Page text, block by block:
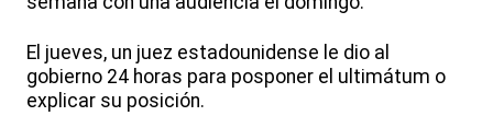
El jueves, un juez estadounidense le dio al
gobierno 24 horas para posponer el ultimátum o
explicar su posición.